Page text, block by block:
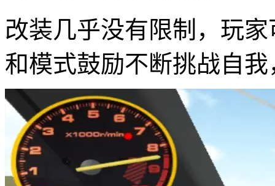
改装几乎没有限制，玩
和模式鼓励不断挑战自